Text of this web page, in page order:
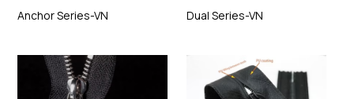
Anchor Series-VN Dual Series-VN